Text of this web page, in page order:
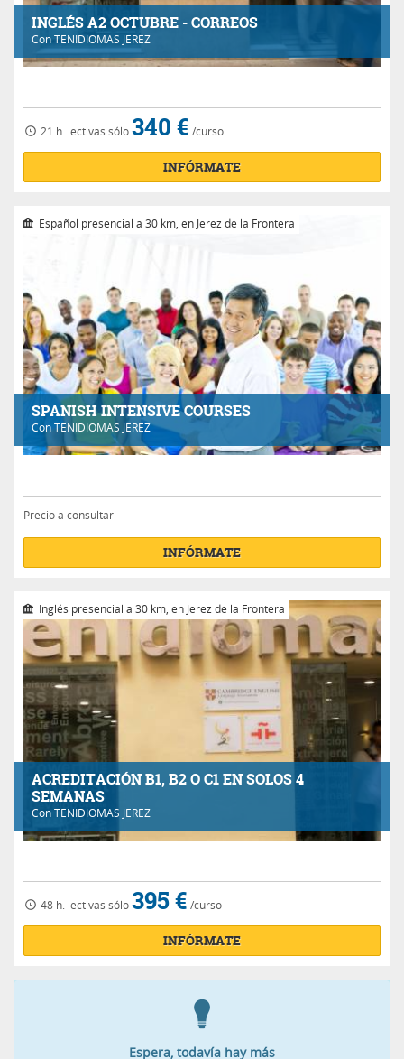
INGLÉS A2 OCTUBRE - CORREOS
ConTENIDIOMAS JEREZ
21 h. lectivas sólo340 € /curso
INFÓRMATE
SPANISH INTENSIVE COURSES
ConTENIDIOMAS JEREZ
Español presencial a 30 km, en Jerez de la Frontera
Precio a consultar
INFÓRMATE
ACREDITACIÓN B1, B2 O C1 EN SOLOS 4
SEMANAS
ConTENIDIOMAS JEREZ
Inglés presencial a 30 km, en Jerez de la Frontera
48 h. lectivas sólo395 € /curso
INFÓRMATE
Espera, todavía hay más